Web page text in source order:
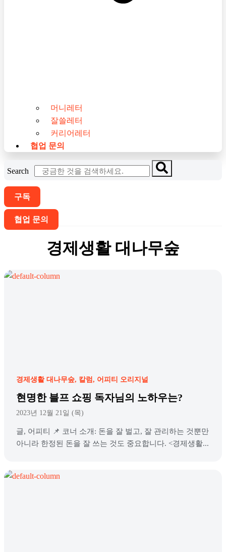
머니레터
잘쓸레터
커리어레터
협업 문의
Search
구독
협업 문의
경제생활 대나무숲
경제생활 대나무숲 칼럼 어피티 오리지널
현명한 블프 쇼핑 독자님의 노하우는?
2023년 12월 21일 (목)
글, 어피티 📌 코너 소개: 돈을 잘 벌고, 잘 관리하는 것뿐만
아니라 한정된 돈을 잘 쓰는 것도 중요합니다. <경제생활...